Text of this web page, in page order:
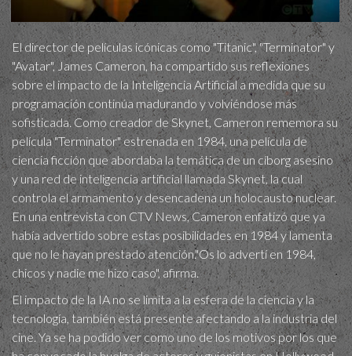
El director de películas icónicas como "Titanic", "Terminator" y
"Avatar", James Cameron, ha compartido sus reflexiones
sobre el impacto de la Inteligencia Artificial a medida que su
programación continúa madurando y volviéndose más
sofisticada. Como creador de Skynet, Cameron rememora su
película "Terminator" estrenada en 1984, una película de
ciencia ficción que abordaba la temática de un cíborg asesino
y una red de inteligencia artificial llamada Skynet, la cual
controla el armamento y desencadena un holocausto nuclear.
En una entrevista con CTV News, Cameron enfatizó que ya
había advertido sobre estas posibilidades en 1984 y lamenta
que no le hayan prestado atención."Os lo advertí en 1984,
chicos y nadie me hizo caso", afirma.
El impacto de la IA no se limita a la esfera de la ciencia y la
tecnología, también está presente afectando a la industria del
cine. Ya se ha podido ver como uno de los motivos por los que